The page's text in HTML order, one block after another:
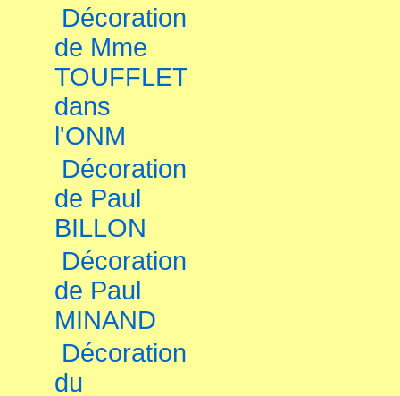
Décoration
de Mme
TOUFFLET
dans
l'ONM
Décoration
de Paul
BILLON
Décoration
de Paul
MINAND
Décoration
du